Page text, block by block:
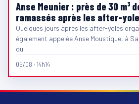
Anse Meunier : près de 30 m³
ramassés après les after-
Quelques jours après les after-yoles
également appelée Anse Moustique, à
du…
05/08 · 14h14